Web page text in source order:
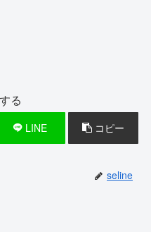
る
LINE コピー
seline